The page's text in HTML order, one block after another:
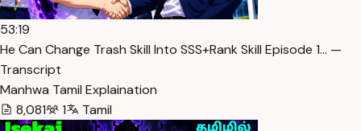
53:19
He Can Change Trash Skill Into SSS+Rank Skill Episode 1… —
Transcript
Manhwa Tamil Explaination
8,081
1 Tamil